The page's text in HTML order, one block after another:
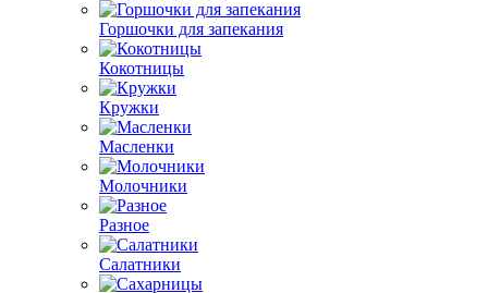
Горшочки для запекания
Кокотницы
Кружки
Масленки
Молочники
Разное
Салатники